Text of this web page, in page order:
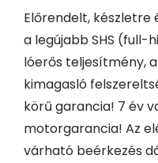
Előrendelt, készletre
a legújabb SHS
lóerős teljesítmény,
kimagasló
körű garancia! 7 év
motorgarancia! Az
várható beérkezés